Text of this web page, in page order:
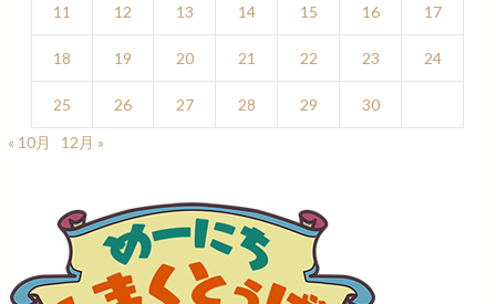
11 12 13 14 15 16 17
18 19 20 21 22 23 24
25 26 27 28 29
30
« 10月
12月 »